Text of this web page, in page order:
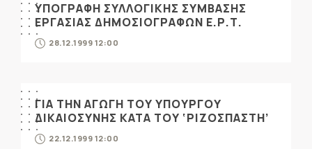
ΥΠΟΓΡΑΦΗ ΣΥΛΛΟΓΙΚΗΣ ΣΥΜΒΑΣΗΣ
ΕΡΓΑΣΙΑΣ ΔΗΜΟΣΙΟΓΡΑΦΩΝ Ε.Ρ.Τ.
28.12.1999 12:00
ΓΙΑ ΤΗΝ ΑΓΩΓΗ ΤΟΥ ΥΠΟΥΡΓΟΥ
ΔΙΚΑΙΟΣΥΝΗΣ ΚΑΤΑ ΤΟΥ ‘ΡΙΖΟΣΠΑΣΤΗ’
22.12.1999 12:00